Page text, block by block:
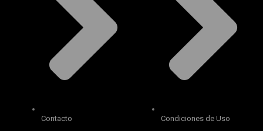
Contacto Condiciones de Uso